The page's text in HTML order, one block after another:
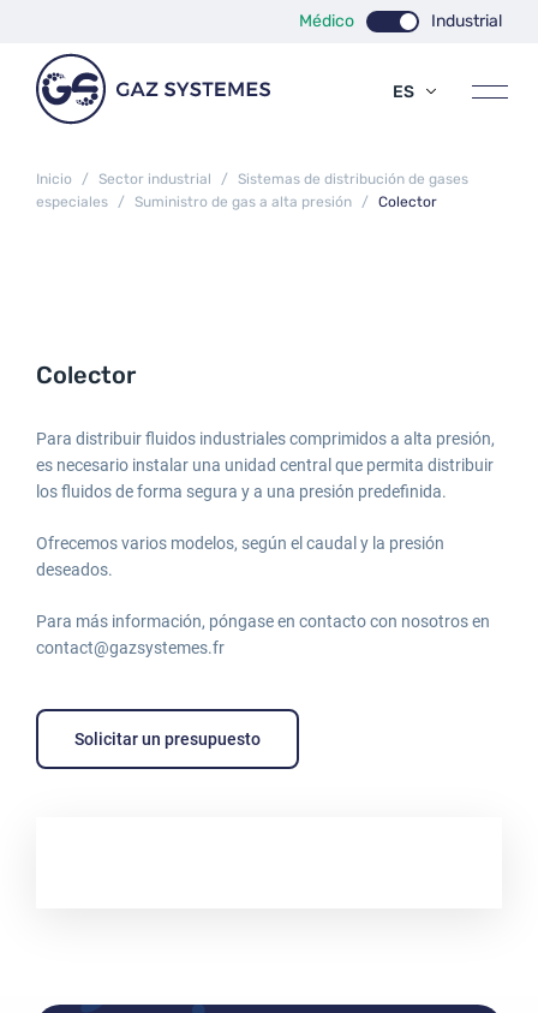
Médico Industrial
FR
ES
Inicio / Sector industrial /
Sistemas de distribución de gases
especiales
/ Suministro de gas a alta presión / Colector
Colector
Para distribuir fluidos industriales comprimidos a alta presión,
es necesario instalar una unidad central que permita distribuir
los fluidos de forma segura y a una presión predefinida.
Ofrecemos varios modelos, según el caudal y la presión
deseados.
Para más información, póngase en contacto con nosotros en
contact@gazsystemes.fr
Solicitar un presupuesto